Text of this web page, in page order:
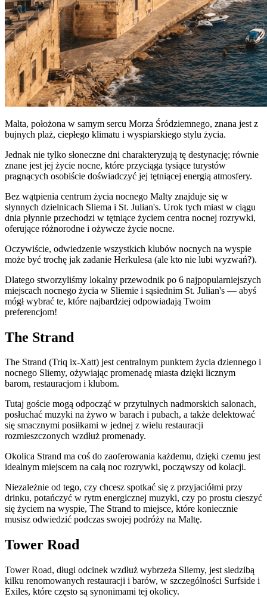
Malta, położona w samym sercu Morza Śródziemnego, znana jest z
bujnych plaż, ciepłego klimatu i wyspiarskiego stylu życia.
Jednak nie tylko słoneczne dni charakteryzują tę destynację; równie
znane jest jej życie nocne, które przyciąga tysiące turystów
pragnących osobiście doświadczyć jej tętniącej energią atmosfery.
Bez wątpienia centrum życia nocnego Malty znajduje się w
słynnych dzielnicach Sliema i St. Julian's. Urok tych miast w ciągu
dnia płynnie przechodzi w tętniące życiem centra nocnej rozrywki,
oferujące różnorodne i ożywcze życie nocne.
Oczywiście, odwiedzenie wszystkich klubów nocnych na wyspie
może być trochę jak zadanie Herkulesa (ale kto nie lubi wyzwań?).
Dlatego stworzyliśmy lokalny przewodnik po 6 najpopularniejszych
miejscach nocnego życia w Sliemie i sąsiednim St. Julian's — abyś
mógł wybrać te, które najbardziej odpowiadają Twoim
preferencjom!
The Strand
The Strand (Triq ix-Xatt) jest centralnym punktem życia dziennego i
nocnego Sliemy, ożywiając promenadę miasta dzięki licznym
barom, restauracjom i klubom.
Tutaj goście mogą odpocząć w przytulnych nadmorskich salonach,
posłuchać muzyki na żywo w barach i pubach, a także delektować
się smacznymi posiłkami w jednej z wielu restauracji
rozmieszczonych wzdłuż promenady.
Okolica Strand ma coś do zaoferowania każdemu, dzięki czemu jest
idealnym miejscem na całą noc rozrywki, począwszy od kolacji.
Niezależnie od tego, czy chcesz spotkać się z przyjaciółmi przy
drinku, potańczyć w rytm energicznej muzyki, czy po prostu cieszyć
się życiem na wyspie, The Strand to miejsce, które koniecznie
musisz odwiedzić podczas swojej podróży na Maltę.
Tower Road
Tower Road, długi odcinek wzdłuż wybrzeża Sliemy, jest siedzibą
kilku renomowanych restauracji i barów, w szczególności Surfside i
Exiles, które często są synonimami tej okolicy.